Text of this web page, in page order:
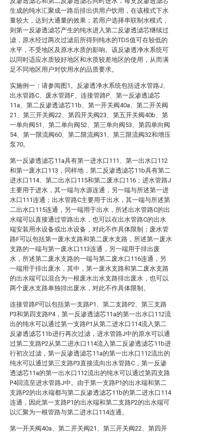
生成的纯水汇聚成一路后排出供用户饮用，在该模式下水
量较大，达到大通量的效果；若用户选择串联制水模式，
则第一反渗透滤芯产生的纯水进入第二反渗透滤芯继续过
滤，原水经过两次过滤后所得到纯水的TDS值可在较低的
水平，不受地区及原水水质的影响。该反渗透净水系统可
以同时适应水质较好地区和水质较差地区的使用，从而满
足不同地区用户对饮用水的品质要求。
实施例一：请参阅图1。反渗透净水系统包括进水管路J、
出水管路C、废水管路F、连接管路P、第一反渗透滤芯
11a、第二反渗透滤芯11b、第一开关阀40a、第二开关阀
21、第三开关阀22、第四开关阀23、第五开关阀40b、第
一单向阀51、第二单向阀52、第三单向阀53、第四单向阀
54、第一限流阀60、第二限流阀31、第三限流阀32和增压
泵70。
第一反渗透滤芯11a具有第一进水口111、第一出水口112
和第一废水口113，同样地，第二反渗透滤芯11b具有第二
进水口114、第二出水口115和第二废水口116；进水管路J
主要用于进水，其一端与水源连通，另一端与所述第一进
水口111连通；出水管路C主要用于出水，其一端与所述第
二出水口115连通，另一端用于出水，所述出水管路C的出
水端可以直接通过管路出水，也可以在出水管路C的出水
端安装用水设备或出水设备，对此不作具体限制；废水管
路F可以包括第一废水支路和第二废水支路，所述第一废水
支路的一端与第一废水口113连通，另一端用于排出废
水，所述第二废水支路的一端与第二废水口116连通，另
一端用于排出废水，其中，第一废水支路和第二废水支路
的出水端可以混合为一根废水出水支路排出废水，也可以
两个废水支路单独排出废水，对此不作具体限制。
连接管路P可以包括第一支路P1、第二支路P2、第三支路
P3和第四支路P4，第一反渗透滤芯11a的第一出水口112流
出的纯水可以通过第一支路P1从第二进水口114流入第二
反渗透滤芯11b进行再次过滤，进水管路J中的原水可以通
过第二支路P2从第二进水口114流入第二反渗透滤芯11b进
行初次过滤，第一反渗透滤芯11a的第一出水口112流出的
纯水可以通过第三支路P3直接流向出水管路C，第一反渗
透滤芯11a的第一出水口112流出的纯水可以通过第四支路
P4回流至进水管路J中。由于第一支路P1的出水端和第二
支路P2的出水端都与第二反渗透滤芯11b的第二进水口114
连通，因此第一支路P1的出水端和第二支路P2的出水端可
以汇聚为一根管路与第二进水口114连通。
第一开关阀40a、第二开关阀21、第三开关阀22、第四开